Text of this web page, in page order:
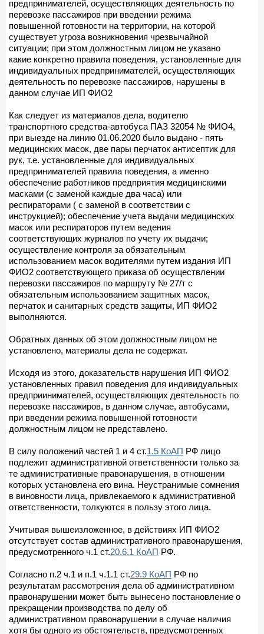
предпринимателей, осуществляющих деятельность по
перевозке пассажиров при введении режима
повышенной готовности на территории, на которой
существует угроза возникновения чрезвычайной
ситуации; при этом должностным лицом не указано
какие конкретно правила поведения, установленные для
индивидуальных предпринимателей, осуществляющих
деятельность по перевозке пассажиров, нарушены в
данном случае ИП ФИО2
Как следует из материалов дела, водителю
транспортного средства-автобуса ПАЗ 32054 № ФИО4,
при выезде на линию 01.06.2020 было выдано - пять
медицинских масок, две пары перчаток антисептик для
рук, т.е. установленные для индивидуальных
предпринимателей правила поведения, а именно
обеспечение работников предприятия медицинскими
масками (с заменой каждые два часа) или
респираторами ( с заменой в соответствии с
инструкцией); обеспечение учета выдачи медицинских
масок или респираторов путем ведения
соответствующих журналов по учету их выдачи;
осуществление контроля за обязательным
использованием масок водителями путем издания ИП
ФИО2 соответствующего приказа об осуществлении
перевозки пассажиров по маршруту № 27/т с
обязательным использованием защитных масок,
перчаток и санитарных средств защиты, ИП ФИО2
выполняются.
Обратных данных об этом должностным лицом не
установлено, материалы дела не содержат.
Исходя из этого, доказательств нарушения ИП ФИО2
установленных правил поведения для индивидуальных
предприинимателей, осуществляющих деятельность по
перевозке пассажиров, в данном случае, автобусами,
при введении режима повышенной готовности
должностным лицом не представлено.
В силу положений частей 1 и 4 ст.1.5 КоАП РФ лицо
подлежит административной ответственности только за
те административные правонарушения, в отношении
которых установлена его вина. Неустранимые сомнения
в виновности лица, привлекаемого к административной
ответственности, толкуются в пользу этого лица.
Учитывая вышеизложенное, в действиях ИП ФИО2
отсутствует состав административного правонарушения,
предусмотренного ч.1 ст.20.6.1 КоАП РФ.
Согласно п.2 ч.1 и п.1 ч.1.1 ст.29.9 КоАП РФ по
результатам рассмотрения дела об административном
правонарушении может быть вынесено постановление о
прекращении производства по делу об
административном правонарушении в случае наличия
хотя бы одного из обстоятельств, предусмотренных